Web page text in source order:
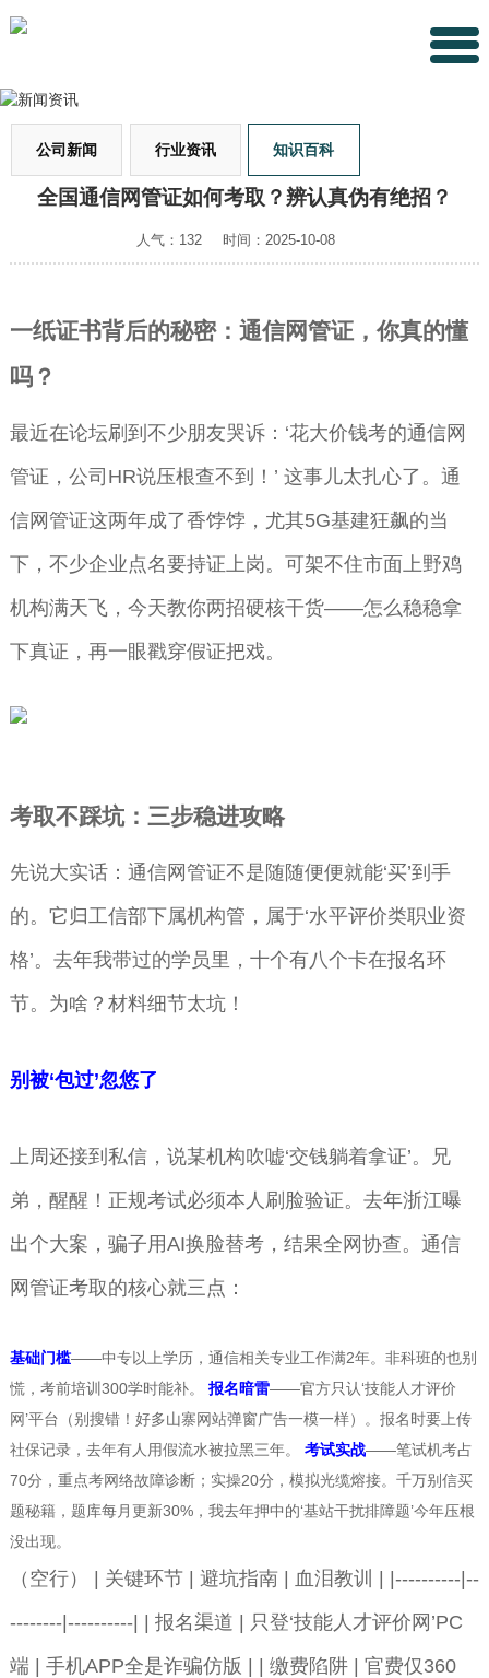
公司新闻 行业资讯 知识百科
全国通信网管证如何考取？辨认真伪有绝招？
人气：132 时间：2025-10-08
一纸证书背后的秘密：通信网管证，你真的懂
吗？
最近在论坛刷到不少朋友哭诉：‘花大价钱考的通信网
管证，公司HR说压根查不到！’ 这事儿太扎心了。通
信网管证这两年成了香饽饽，尤其5G基建狂飙的当
下，不少企业点名要持证上岗。可架不住市面上野鸡
机构满天飞，今天教你两招硬核干货——怎么稳稳拿
下真证，再一眼戳穿假证把戏。
考取不踩坑：三步稳进攻略
先说大实话：通信网管证不是随随便便就能‘买’到手
的。它归工信部下属机构管，属于‘水平评价类职业资
格’。去年我带过的学员里，十个有八个卡在报名环
节。为啥？材料细节太坑！
别被‘包过’忽悠了
上周还接到私信，说某机构吹嘘‘交钱躺着拿证’。兄
弟，醒醒！正规考试必须本人刷脸验证。去年浙江曝
出个大案，骗子用AI换脸替考，结果全网协查。通信
网管证考取的核心就三点：
基础门槛——中专以上学历，通信相关专业工作满2年。非科班的也别
慌，考前培训300学时能补。 报名暗雷——官方只认‘技能人才评价
网’平台（别搜错！好多山寨网站弹窗广告一模一样）。报名时要上传
社保记录，去年有人用假流水被拉黑三年。 考试实战——笔试机考占
70分，重点考网络故障诊断；实操20分，模拟光缆熔接。千万别信买
题秘籍，题库每月更新30%，我去年押中的‘基站干扰排障题’今年压根
没出现。
（空行） | 关键环节 | 避坑指南 | 血泪教训 | |----------|--
--------|----------| | 报名渠道 | 只登‘技能人才评价网’PC
端 | 手机APP全是诈骗仿版 | | 缴费陷阱 | 官费仅360